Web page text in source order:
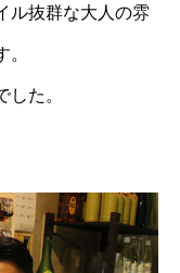
ル抜群な大人の雰
た。